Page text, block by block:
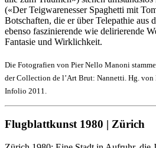
(«Der Teigwarenesser Spaghetti mit
Botschaften, die er über Telepathie aus
ebenso faszinierende wie delirierende
Fantasie und Wirklichkeit.
Die Fotografien von Pier Nello Manoni
der Collection de l’Art Brut: Nannetti. Hg. von
Infolio 2011.
Flugblattkunst 1980 | Zürich